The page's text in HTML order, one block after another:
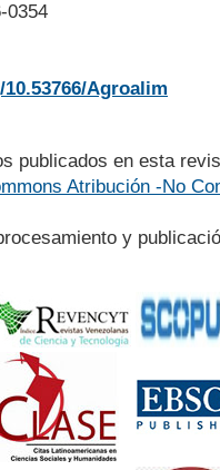
0354
Agroalim
publicados en esta
Atribución -No
y